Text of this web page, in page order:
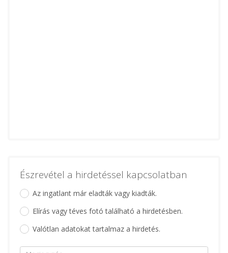
Észrevétel a hirdetéssel kapcsolatban
Az ingatlant már eladták vagy kiadták.
Elírás vagy téves fotó található a hirdetésben.
Valótlan adatokat tartalmaz a hirdetés.